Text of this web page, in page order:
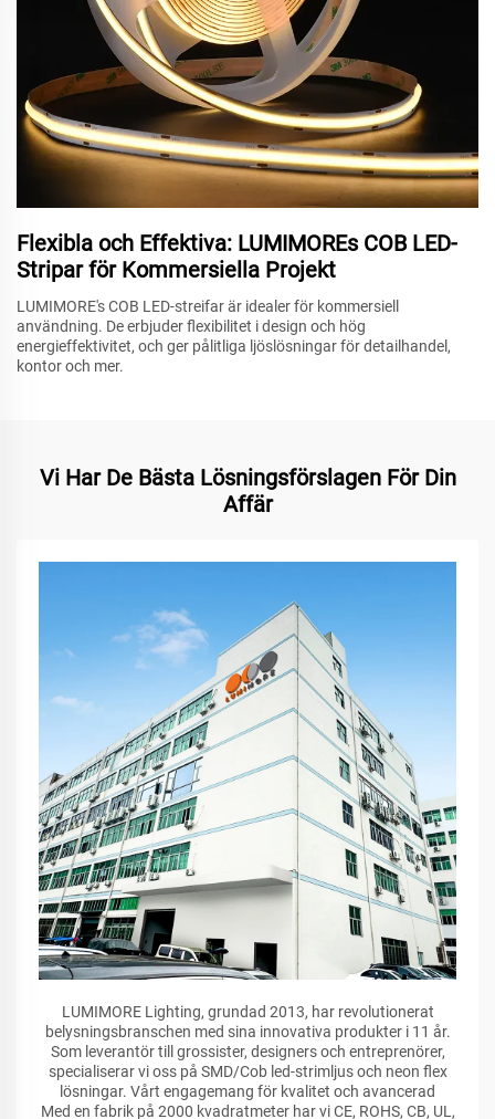
Flexibla och Effektiva: LUMIMOREs COB LED-
Stripar för Kommersiella Projekt
LUMIMORE's COB LED-streifar är idealer för kommersiell
användning. De erbjuder flexibilitet i design och hög
energieffektivitet, och ger pålitliga ljöslösningar för detailhandel,
kontor och mer.
Vi Har De Bästa Lösningsförslagen För Din
Affär
LUMIMORE Lighting, grundad 2013, har revolutionerat
belysningsbranschen med sina innovativa produkter i 11 år.
Som leverantör till grossister, designers och entreprenörer,
specialiserar vi oss på SMD/Cob led-strimljus och neon flex
lösningar. Vårt engagemang för kvalitet och avancerad
Med en fabrik på 2000 kvadratmeter har vi CE, ROHS, CB, UL,